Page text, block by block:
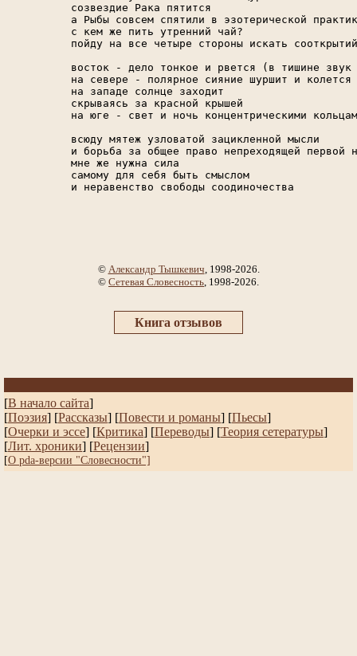
созвездие Рака пятится
а Рыбы совсем спятили в эзотерической
с кем же пить утренний чай?
пойду на все четыре стороны искать сооткрытий
восток - дело тонкое и рвется (в тишине звук
на севере - полярное сияние шуршит и колется
на западе солнце заходит
скрываясь за красной крышей
на юге - свет и ночь концентрическими
всюду мятеж узловатой зацикленной мысли
и борьба за общее право непреходящей первой
мне же нужна сила
самому для себя быть смыслом
и неравенство свободы соодиночества
© Александр Тышкевич, 1998-2026.
© Сетевая Словесность, 1998-2026.
Книга отзывов
[В начало сайта]
[Поэзия] [Рассказы] [Повести и романы] [Пьесы]
[Очерки и эссе] [Критика] [Переводы] [Теория сетературы]
[Лит. хроники] [Рецензии]
[О pda-версии "Словесности"]